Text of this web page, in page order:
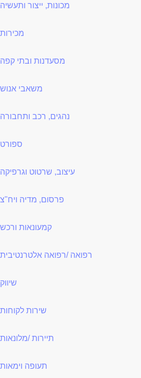
מכונות, ייצור ותעשיה
מכירות
מסעדנות ובתי קפה
משאבי אנוש
נהגים, רכב ותחבורה
ספורט
עיצוב, שרטוט וגרפיקה
פרסום, מדיה ויח"צ
קמעונאות ורכש
רפואה /רפואה אלטרנטיבית
שיווק
שירות לקוחות
תיירות /מלונאות
תעופה וימאות